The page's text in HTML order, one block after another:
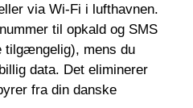
via Wi-Fi i lufthavnen.
til opkald og SMS
mens du
data. Det eliminerer
fra din danske